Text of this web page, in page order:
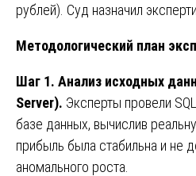
рублей). Суд назначил
Методологический план
Шаг 1. Анализ исходных
Server). Эксперты провели
базе данных, вычислив
прибыль была стабильна и не
аномального роста.